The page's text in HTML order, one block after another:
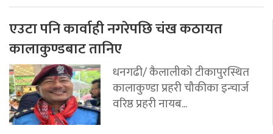
एउटा पनि कार्वाही नगरेपछि चंख कठायत
कालाकुण्डबाट तानिए
धनगढी/ कैलालीको टीकापुरस्थित
कालाकुण्डा प्रहरी चौकीका इन्चार्ज
वरिष्ठ प्रहरी नायब...